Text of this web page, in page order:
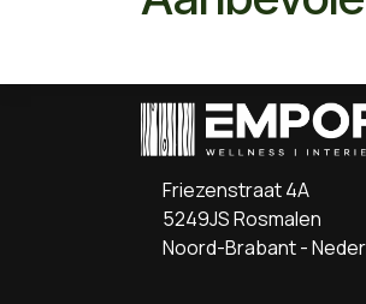
Friezenstraat 4A
5249JS Rosmalen
Noord-Brabant -